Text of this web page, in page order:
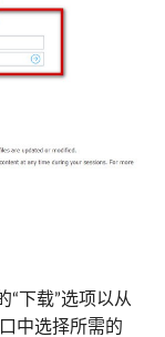
“下载”选项以从
中选择所需的